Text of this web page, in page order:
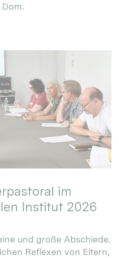
im
Institut 2026
und große Abschiede.
Reflexen von Eltern,